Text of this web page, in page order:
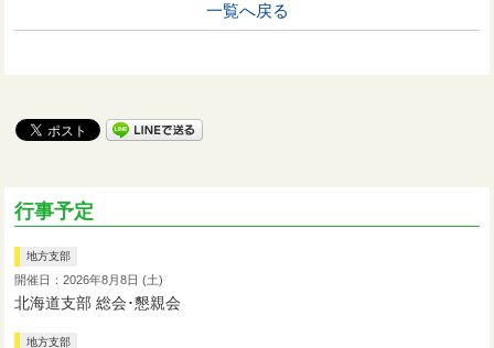
一覧へ戻る
行事予定
地方支部
開催日：2026年8月8日 (土)
北海道支部 総会･懇親会
地方支部